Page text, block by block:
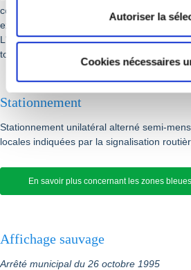
Autoriser la
Cookies nécessaires
communales faisant partie de
exception.
L'ensemble de la commune est interdit au
tonnes (seules les livraisons sont
Stationnement
Stationnement unilatéral alterné semi-
locales indiquées par la signalisa­tion
En savoir plus concernant les zones bleues
Affichage sauvage
Arrêté municipal du 26 octobre 1995